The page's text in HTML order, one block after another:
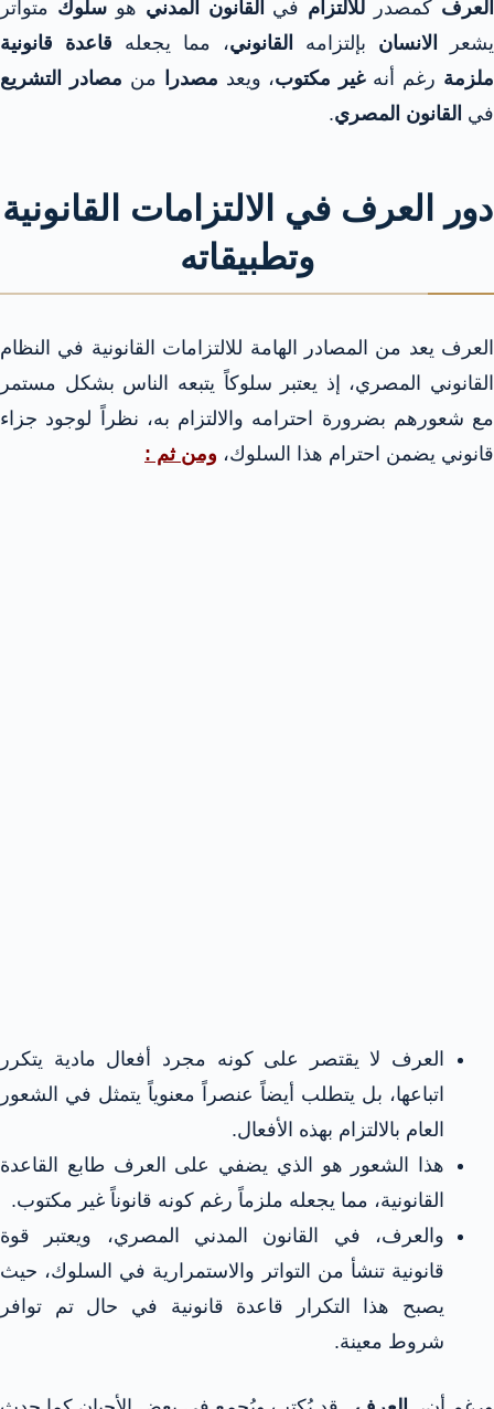
العرف كمصدر للالتزام في القانون المدني هوسلوك متواتر
يشعر
الانسان بإلتزامه القانوني، مما يجعله قاعدة قانونية
ملزمة رغم أنهغير مكتوب، ويعد مصدرا من مصادر التشريع
في القانون المصري.
دور العرف في الالتزامات القانونية
وتطبيقاته
العرف يعد من المصادر الهامة للالتزامات القانونية في النظام
القانوني المصري، إذ يعتبر سلوكاً يتبعه الناس بشكل مستمر
مع شعورهم بضرورة احترامه والالتزام به، نظراً لوجود جزاء
قانوني يضمن احترام هذا السلوك، ومن ثم :
العرف لا يقتصر على كونه مجرد أفعال مادية يتكرر
اتباعها، بل يتطلب أيضاً عنصراً معنوياً يتمثل في الشعور
العام بالالتزام بهذه الأفعال.
هذا الشعور هو الذي يضفي على العرف طابع القاعدة
القانونية، مما يجعله ملزماً رغم كونه قانوناً غير مكتوب.
والعرف، في القانون المدني المصري، ويعتبر قوة
قانونية تنشأ من التواتر والاستمرارية في السلوك، حيث
يصبح هذا التكرار قاعدة قانونية في حال تم توافر
شروط معينة.